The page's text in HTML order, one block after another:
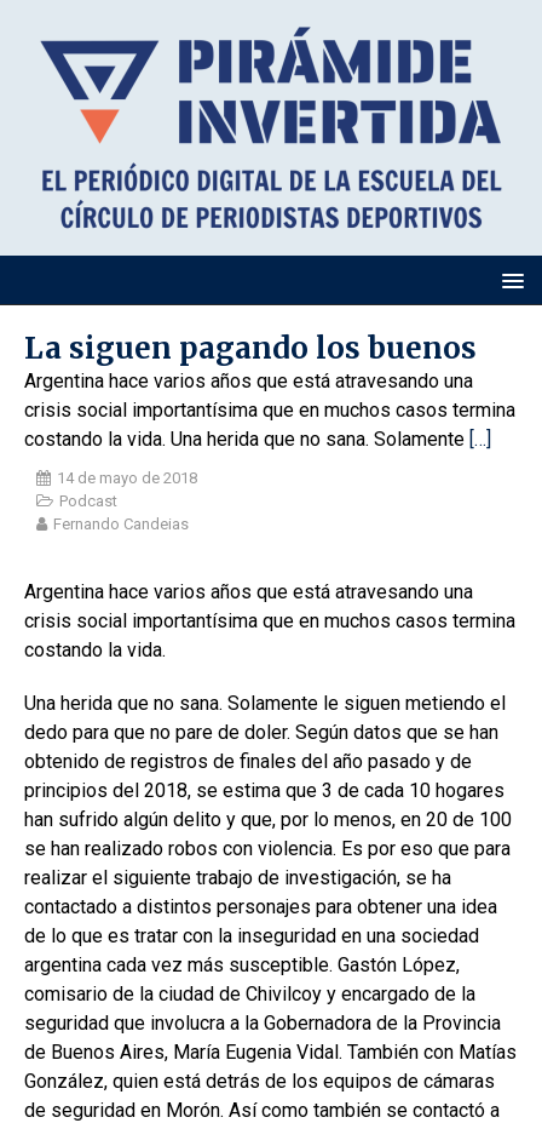
La siguen pagando los buenos
Argentina hace varios años que está atravesando una
crisis social importantísima que en muchos casos termina
costando la vida. Una herida que no sana. Solamente […]
14 de mayo de 2018
Podcast
Fernando Candeias
Argentina hace varios años que está atravesando una
crisis social importantísima que en muchos casos termina
costando la vida.
Una herida que no sana. Solamente le siguen metiendo el
dedo para que no pare de doler. Según datos que se han
obtenido de registros de finales del año pasado y de
principios del 2018, se estima que 3 de cada 10 hogares
han sufrido algún delito y que, por lo menos, en 20 de 100
se han realizado robos con violencia. Es por eso que para
realizar el siguiente trabajo de investigación, se ha
contactado a distintos personajes para obtener una idea
de lo que es tratar con la inseguridad en una sociedad
argentina cada vez más susceptible. Gastón López,
comisario de la ciudad de Chivilcoy y encargado de la
seguridad que involucra a la Gobernadora de la Provincia
de Buenos Aires, María Eugenia Vidal. También con Matías
González, quien está detrás de los equipos de cámaras
de seguridad en Morón. Así como también se contactó a